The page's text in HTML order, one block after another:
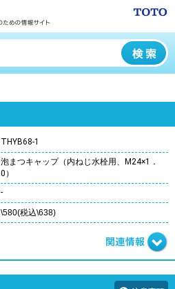
THYB68-1
泡まつキャップ（内ねじ水栓用、M24×1．
0）
-
\580(税込\638)